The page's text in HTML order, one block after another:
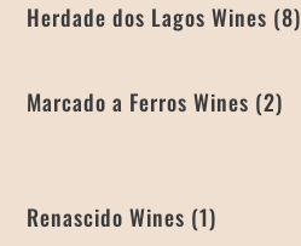
Herdade dos Lagos Wines (8)
Marcado a Ferros Wines (2)
Renascido Wines (1)